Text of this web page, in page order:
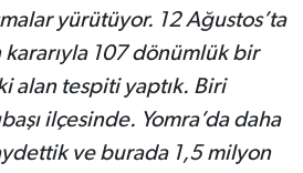
yürütüyor. 12 Ağustos’ta
107 dönümlük bir
alan tespiti yaptık. Biri
ilçesinde. Yomra’da daha
ve burada 1,5 milyon